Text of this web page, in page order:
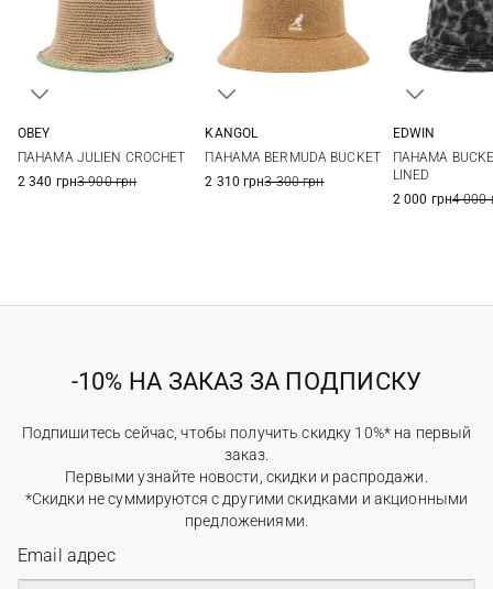
OBEY
ПАНАМА JULIEN CROCHET
2 340 грн3 900 грн
KANGOL
ПАНАМА BERMUDA BUCKET
2 310 грн3 300 грн
EDWIN
ПАНАМА
LINED
2 000 грн4 000
-10% НА ЗАКАЗ ЗА ПОДПИСКУ
Подпишитесь сейчас, чтобы получить скидку 10%* на первый
заказ.
Первыми узнайте новости, скидки и распродажи.
*Скидки не суммируются с другими скидками и акционными
предложениями.